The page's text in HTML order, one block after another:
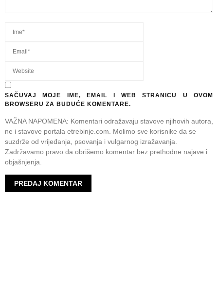
SAČUVAJ MOJE IME, EMAIL I WEB STRANICU U OVOM
BROWSERU ZA BUDUĆE KOMENTARE.
VAŽNA NAPOMENA: Komentari odražavaju stavove njihovih autora,
ne i stavove portala etrebinje.com. Molimo sve korisnike da se
suzdrže od vrijeđanja, psovanja i vulgarnog izražavanja.
Zadržavamo pravo da obrišemo komentar bez prethodne najave i
objašnjenja.